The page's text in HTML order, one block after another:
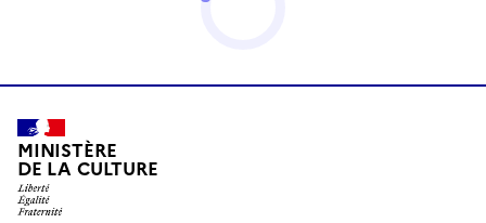
MINISTÈRE
DE LA CULTURE